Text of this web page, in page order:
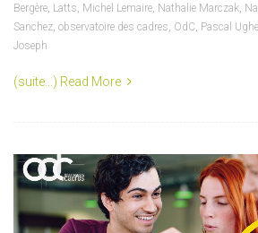
Bergère Latts Michel Lemaire Nathalie Marczak
Sanchez observatoire des cadres OdC Pascal
Joseph
(suite…) Read More